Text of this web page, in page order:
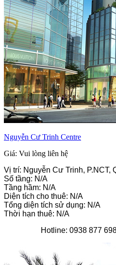
Nguyễn Cư Trinh Centre
Giá: Vui lòng liên hệ
Vị trí: Nguyễn Cư Trinh, P.NCT,
Số tầng: N/A
Tầng hầm: N/A
Diện tích cho thuê: N/A
Tổng diện tích sử dụng: N/A
Thời hạn thuê: N/A
Hotline: 0938 877